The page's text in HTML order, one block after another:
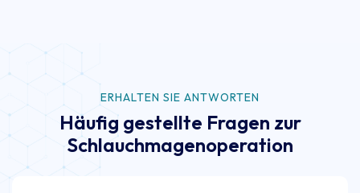
ERHALTEN SIE ANTWORTEN
Häufig gestellte Fragen zur
Schlauchmagenoperation